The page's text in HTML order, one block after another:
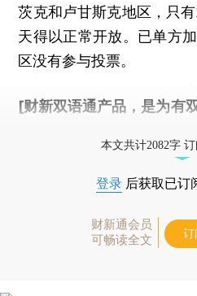
茨克和卢甘斯克地区，只
天得以正常开放。已单方
区没有参与投票。
[财新双语通产品，是为有
本文共计2082字
登录 后获取已订
财新通会员
可畅读全文
订